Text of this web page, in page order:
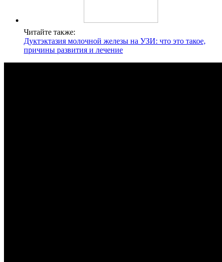
Читайте также:
Дуктэктазия молочной железы на УЗИ: что это такое,
причины развития и лечение